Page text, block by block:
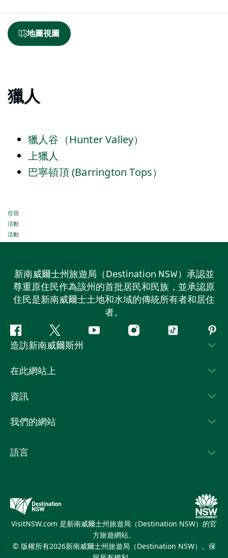
地圖視圖
獵人
獵人谷（Hunter Valley）
上獵人
巴寧頓頂 (Barrington Tops）
住宿
活動
活動
新南威爾士州旅遊局（Destination NSW）承認並
尊重原住民作為該州的首批居民和民族，並承認原
住民是新南威爾士土地和水域的傳統所有者和居住
者。
Facebook嘰
嘰
喳
Youtube Instagram抖
造訪新南威爾斯州
聯絡我們
隱私
Cookie 通知
在此網站上
目的地
新南威爾士州公路旅行
活動
資訊
旅行資訊
新南威爾士州的商業
我們的網站
新南威爾士州旅遊局（Destination NSW）媒體中心
繽紛雪梨燈光音樂節
語言
VisitNSW.com 是新南威爾士州旅遊局（Destination NSW）的官
方旅遊網站。
© 版權所有2026新南威爾士州旅遊局（Destination NSW）。保